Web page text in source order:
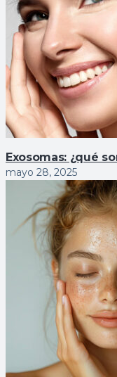
Exosomas: ¿qué
mayo 28, 2025